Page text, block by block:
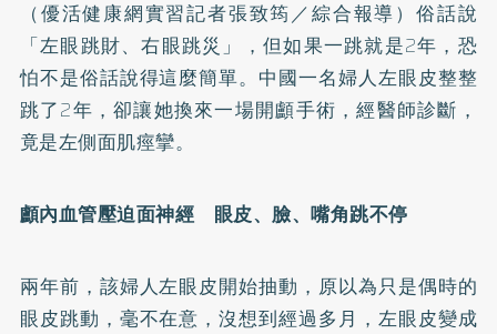
（優活健康網實習記者張致筠／綜合報導）俗話說
「左眼跳財、右眼跳災」，但如果一跳就是2年，恐
怕不是俗話說得這麼簡單。中國一名婦人左眼皮整整
跳了2年，卻讓她換來一場開顱手術，經醫師診斷，
竟是左側面肌痙攣。
顱內血管壓迫面神經 眼皮、臉、嘴角跳不停
兩年前，該婦人左眼皮開始抽動，原以為只是偶時的
眼皮跳動，毫不在意，沒想到經過多月，左眼皮變成